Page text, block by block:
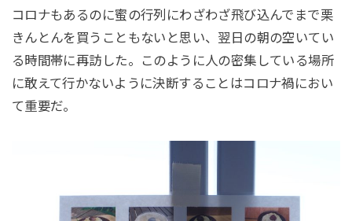
コロナもあるのに蜜の行列にわざわざ飛び込んでまで栗
きんとんを買うこともないと思い、翌日の朝の空いてい
る時間帯に再訪した。このように人の密集している場所
に敢えて行かないように決断することはコロナ禍におい
て重要だ。